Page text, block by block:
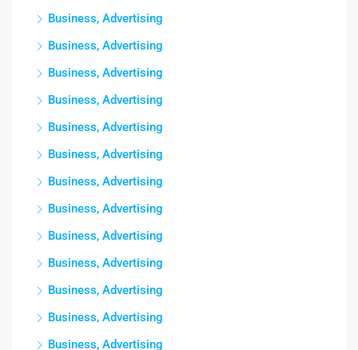
Business, Advertising
Business, Advertising
Business, Advertising
Business, Advertising
Business, Advertising
Business, Advertising
Business, Advertising
Business, Advertising
Business, Advertising
Business, Advertising
Business, Advertising
Business, Advertising
Business, Advertising